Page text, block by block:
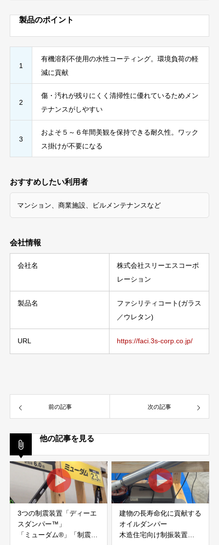
製品のポイント
1
有機溶剤不使用の水性コーティング。環境負荷の軽
減に貢献
2
傷・汚れが残りにくく清掃性に優れているためメン
テナンスがしやすい
3
およそ５～６年間美観を保持できる耐久性。ワック
ス掛けが不要になる
おすすめしたい利用者
マンション、商業施設、ビルメンテナンスなど
会社情報
会社名
株式会社スリーエスコーポ
レーション
製品名
ファシリティコート(ガラス
／ウレタン)
URL https://faci.3s-corp.co.jp/
前の記事 次の記事
他の記事を見る
3つの制震装置「ディーエ
スダンパー™」
「ミューダム®」「制震テ
建物の長寿命化に貢献する
オイルダンパー
木造住宅向け制振装置